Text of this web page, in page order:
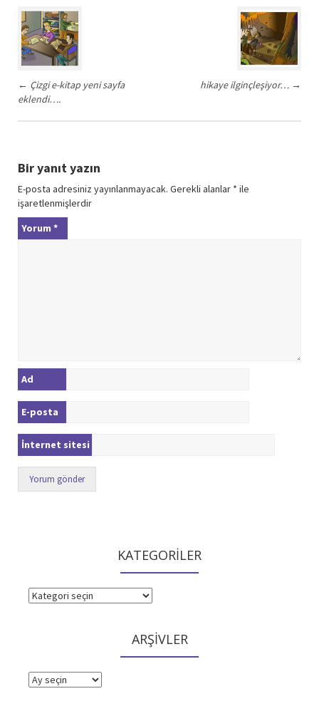
navigation
← Çizgi e-kitap yeni sayfa
eklendi….
hikaye ilginçleşiyor… →
Bir yanıt yazın
E-posta adresiniz yayınlanmayacak. Gerekli alanlar * ile
işaretlenmişlerdir
Yorum *
Ad
E-posta
İnternet sitesi
KATEGORİLER
KATEGORİLER
ARŞİVLER
ARŞİVLER